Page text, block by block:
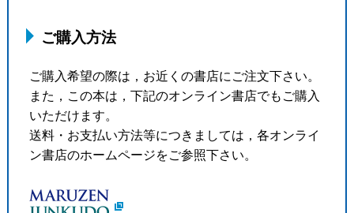
ご購入方法
ご購入希望の際は，お近くの書店にご注文下さい。
また，この本は，下記のオンライン書店でもご購入
いただけます。
送料・お支払い方法等につきましては，各オンライ
ン書店のホームページをご参照下さい。